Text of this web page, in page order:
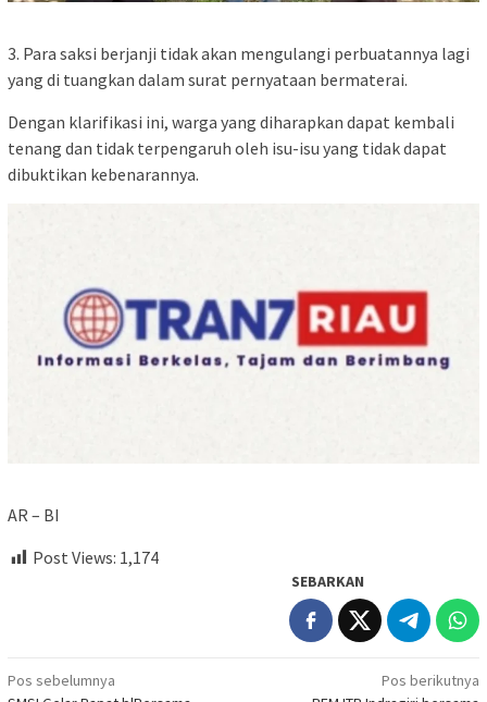
3. Para saksi berjanji tidak akan mengulangi perbuatannya lagi
yang di tuangkan dalam surat pernyataan bermaterai.
Dengan klarifikasi ini, warga yang diharapkan dapat kembali
tenang dan tidak terpengaruh oleh isu-isu yang tidak dapat
dibuktikan kebenarannya.
AR – BI
Post Views: 1,174
SEBARKAN
Navigasi
Pos sebelumnya
Pos berikutnya